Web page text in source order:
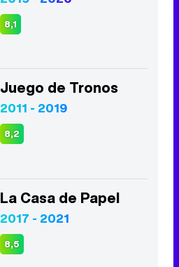
8,1
Juego de Tronos
2011 - 2019
8,2
La Casa de Papel
2017 - 2021
8,5